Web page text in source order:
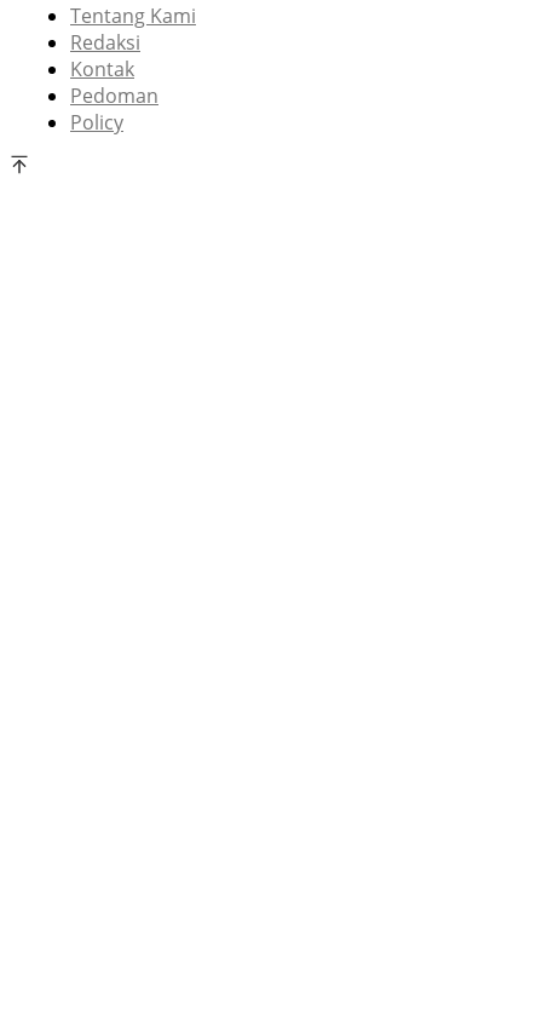
Tentang Kami
Redaksi
Kontak
Pedoman
Policy